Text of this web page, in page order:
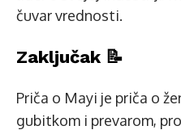
čuvar vrednosti.
Zaključak 📝
Priča o Mayi je priča o
gubitkom i prevarom,